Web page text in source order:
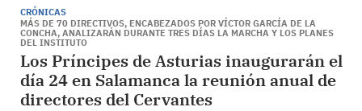
CRÓNICAS
MÁS DE 70 DIRECTIVOS, ENCABEZADOS POR VÍCTOR GARCÍA DE LA
CONCHA, ANALIZARÁN DURANTE TRES DÍAS LA MARCHA Y LOS PLANES
DEL INSTITUTO
Los Príncipes de Asturias inaugurarán el
día 24 en Salamanca la reunión anual de
directores del Cervantes